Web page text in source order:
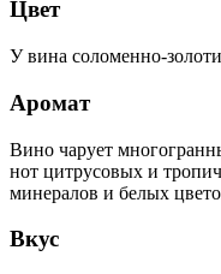
Цвет
У вина соломенно-
Аромат
Вино чарует
нот цитрусовых и
минералов и белых
Вкус